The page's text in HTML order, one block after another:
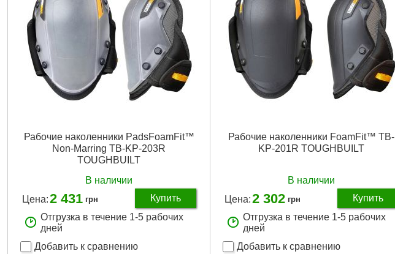
Рабочие наколенники PadsFoamFit™
Non-Marring TB-KP-203R
TOUGHBUILT
В наличии
Цена:2 431 грн
Купить
Отгрузка в течение 1-5 рабочих
дней
Добавить к сравнению
Рабочие наколенники FoamFit™ TB-
KP-201R TOUGHBUILT
В наличии
Цена:2 302 грн
Купить
Отгрузка в течение 1-5 рабочих
дней
Добавить к сравнению